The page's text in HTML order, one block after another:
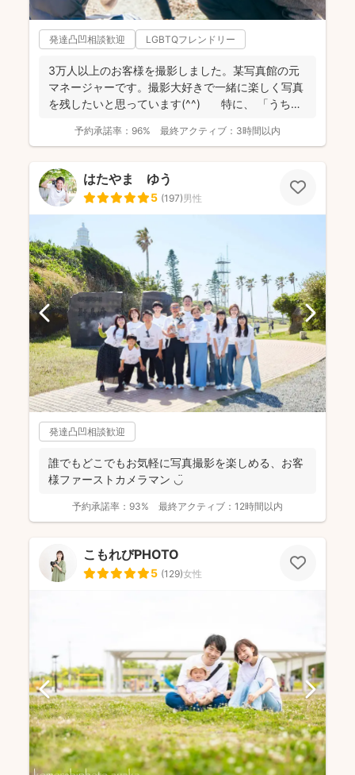
発達凸凹相談歓迎 LGBTQフレンドリー
3万人以上のお客様を撮影しました。某写真館の元
マネージャーです。撮影大好きで一緒に楽しく写真
を残したいと思っています(^^) 特に、 「うち
予約承諾率： 96% 最終アクティブ： 3時間以内
はたやま ゆう
5 (197)男性
発達凸凹相談歓迎
誰でもどこでもお気軽に写真撮影を楽しめる、お客
様ファーストカメラマン ◡̈
予約承諾率： 93% 最終アクティブ： 12時間以内
こもれびPHOTO
5 (129)女性